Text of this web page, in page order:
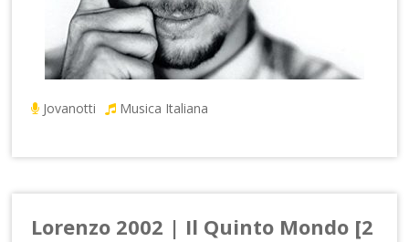
Jovanotti Musica Italiana
Lorenzo 2002 | Il Quinto Mondo [2